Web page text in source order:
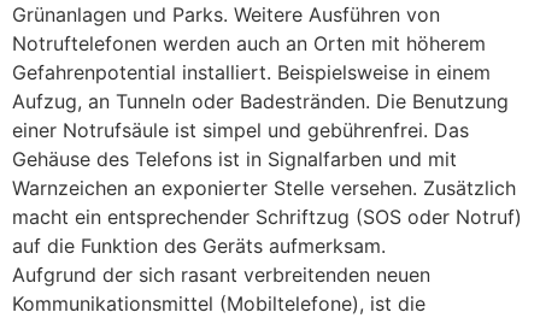
Grünanlagen und Parks. Weitere Ausführen von
Notruftelefonen werden auch an Orten mit höherem
Gefahrenpotential installiert. Beispielsweise in einem
Aufzug, an Tunneln oder Badestränden. Die Benutzung
einer Notrufsäule ist simpel und gebührenfrei. Das
Gehäuse des Telefons ist in Signalfarben und mit
Warnzeichen an exponierter Stelle versehen. Zusätzlich
macht ein entsprechender Schriftzug (SOS oder Notruf)
auf die Funktion des Geräts aufmerksam.
Aufgrund der sich rasant verbreitenden neuen
Kommunikationsmittel (Mobiltelefone), ist die